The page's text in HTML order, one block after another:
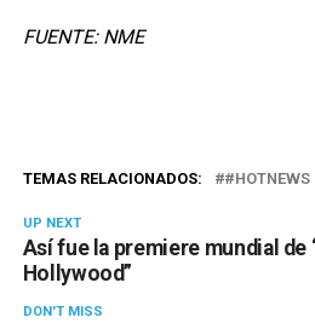
FUENTE: NME
TEMAS RELACIONADOS: #HOTNEWS
UP NEXT
Así fue la premiere mundial de
Hollywood”
DON'T MISS